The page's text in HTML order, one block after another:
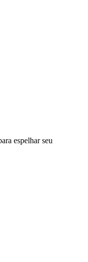
espelhar seu